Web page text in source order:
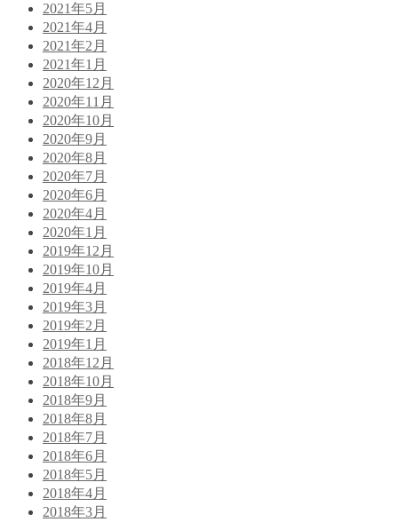
2021年5月
2021年4月
2021年2月
2021年1月
2020年12月
2020年11月
2020年10月
2020年9月
2020年8月
2020年7月
2020年6月
2020年4月
2020年1月
2019年12月
2019年10月
2019年4月
2019年3月
2019年2月
2019年1月
2018年12月
2018年10月
2018年9月
2018年8月
2018年7月
2018年6月
2018年5月
2018年4月
2018年3月